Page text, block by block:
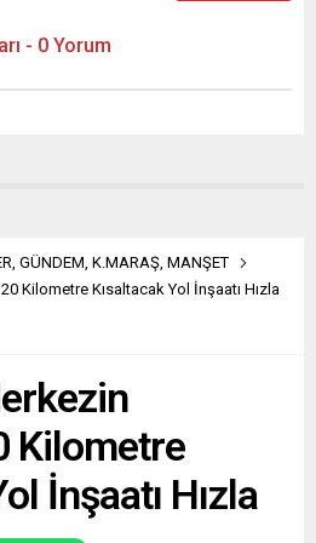
- 0 Yorum
, GÜNDEM, K.MARAŞ, MANŞET
20 Kilometre Kısaltacak Yol İnşaatı Hızla
Kilometre
İnşaatı Hızla